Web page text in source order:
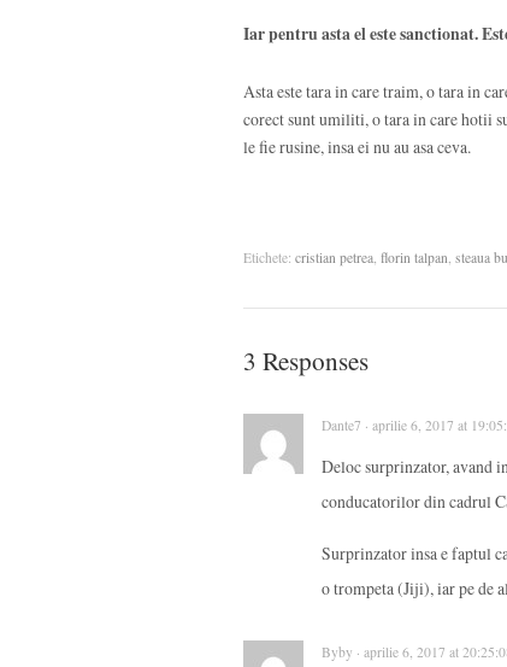
Iar pentru asta el este sanctionat.
Asta este tara in care traim, o tara in
corect sunt umiliti, o tara in care hotii
le fie rusine, insa ei nu au asa ceva.
Etichete: cristian petrea, florin talpan, steaua
3 Responses
Dante7 · aprilie 6, 2017 at
Deloc surprinzator, avand
conducatorilor din cadrul
Surprinzator insa e faptul
o trompeta (Jiji), iar pe de
Byby · aprilie 6, 2017 at